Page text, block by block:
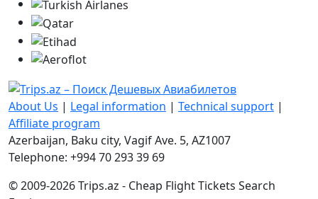
About Us | Legal information | Technical support |
Affiliate program
Azerbaijan, Baku city, Vagif Ave. 5, AZ1007
Telephone: +994 70 293 39 69
© 2009-2026 Trips.az - Cheap Flight Tickets Search